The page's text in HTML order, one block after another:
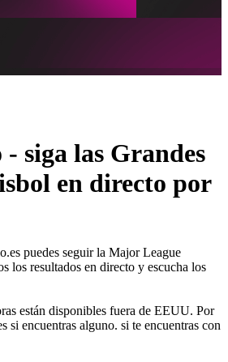
siga las Grandes
en directo por
puedes seguir la Major League
los resultados en directo y escucha los
están disponibles fuera de EEUU. Por
si encuentras alguno. si te encuentras con